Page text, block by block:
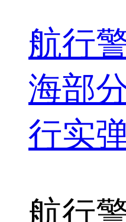
航行
海部
行实
航行